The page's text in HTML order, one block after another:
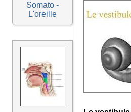
Somato -
L'oreille